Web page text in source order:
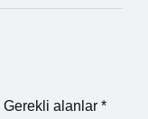
Gerekli alanlar *